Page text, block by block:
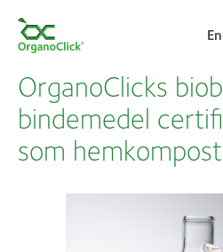
Search for:
OrganoClicks
bindemedel
som